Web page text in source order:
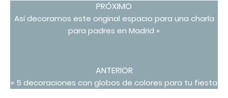
PRÓXIMO
Así decoramos este original espacio para una charla
para padres en Madrid »
ANTERIOR
« 5 decoraciones con globos de colores para tu fiesta